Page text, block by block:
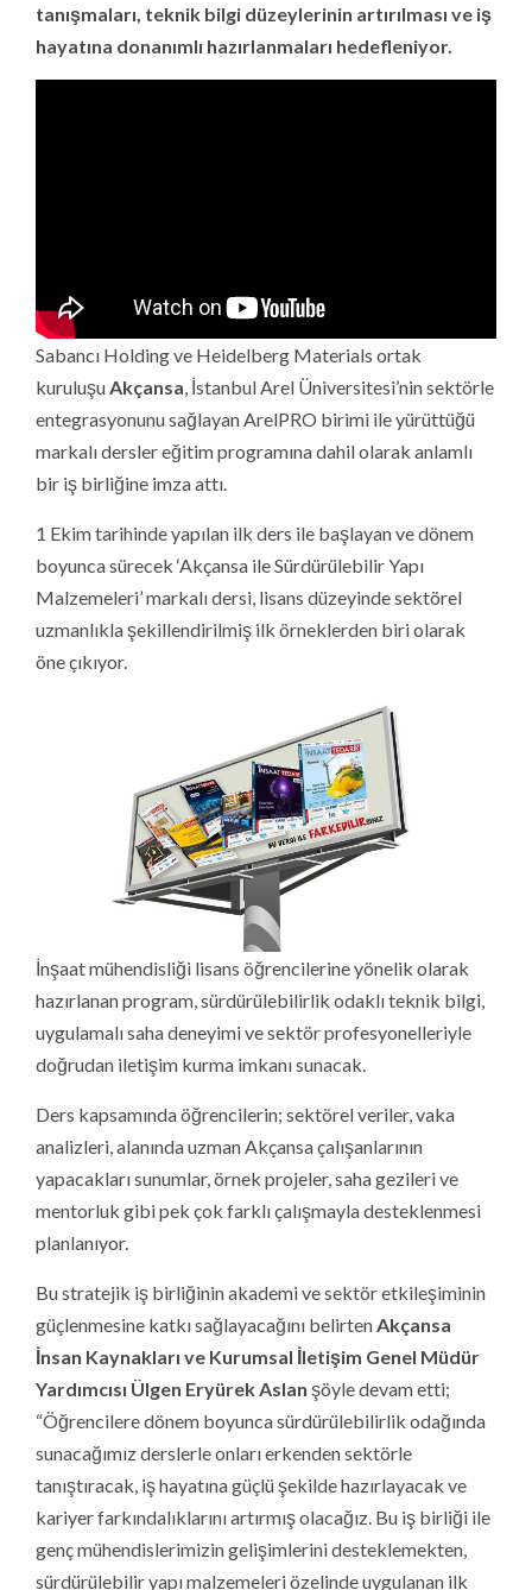
tanışmaları, teknik bilgi düzeylerinin artırılması ve iş
hayatına donanımlı hazırlanmaları hedefleniyor.
Sabancı Holding ve Heidelberg Materials ortak
kuruluşuAkçansa, İstanbul Arel Üniversitesi’nin sektörle
entegrasyonunu sağlayan ArelPRO birimi ile yürüttüğü
markalı dersler eğitim programına dahil olarak anlamlı
bir iş birliğine imza attı.
1 Ekim tarihinde yapılan ilk ders ile başlayan ve dönem
boyunca sürecek ‘Akçansa ile Sürdürülebilir Yapı
Malzemeleri’ markalı dersi, lisans düzeyinde sektörel
uzmanlıkla şekillendirilmiş ilk örneklerden biri olarak
öne çıkıyor.
İnşaat mühendisliği lisans öğrencilerine yönelik olarak
hazırlanan program, sürdürülebilirlik odaklı teknik bilgi,
uygulamalı saha deneyimi ve sektör profesyonelleriyle
doğrudan iletişim kurma imkanı sunacak.
Ders kapsamında öğrencilerin; sektörel veriler, vaka
analizleri, alanında uzman Akçansa çalışanlarının
yapacakları sunumlar, örnek projeler, saha gezileri ve
mentorluk gibi pek çok farklı çalışmayla desteklenmesi
planlanıyor.
Bu stratejik iş birliğinin akademi ve sektör etkileşiminin
güçlenmesine katkı sağlayacağını belirtenAkçansa
İnsan Kaynakları ve Kurumsal İletişim Genel Müdür
Yardımcısı Ülgen Eryürek Aslan şöyle devam etti;
“Öğrencilere dönem boyunca sürdürülebilirlik odağında
sunacağımız derslerle onları erkenden sektörle
tanıştıracak, iş hayatına güçlü şekilde hazırlayacak ve
kariyer farkındalıklarını artırmış olacağız. Bu iş birliği ile
genç mühendislerimizin gelişimlerini desteklemekten,
sürdürülebilir yapı malzemeleri özelinde uygulanan ilk